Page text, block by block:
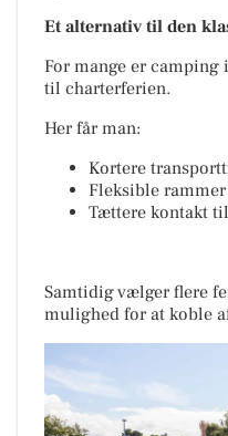
Et alternativ til den
For mange er
til charterferien.
Her får man:
Kortere
Fleksible rammer
Tættere kontakt
Samtidig vælger flere
mulighed for at koble